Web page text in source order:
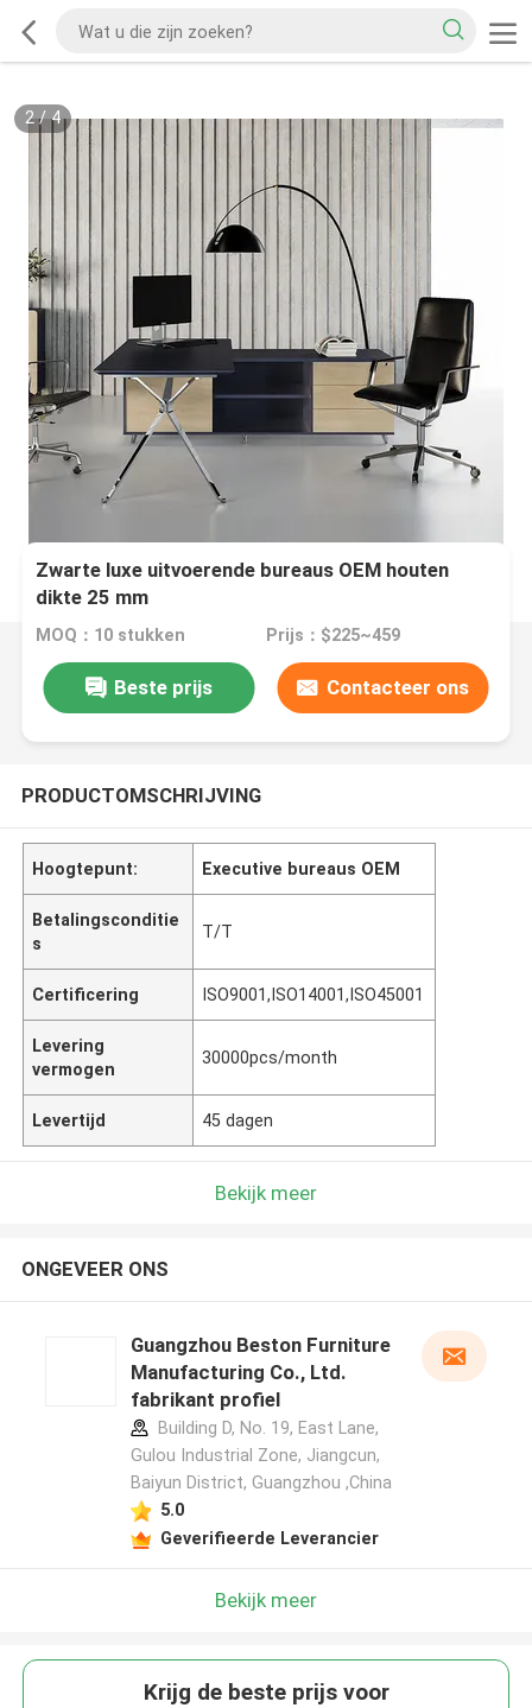
2/4
Zwarte luxe uitvoerende bureaus OEM houten
dikte 25 mm
MOQ：10 stukken Prijs：$225~459
Beste prijs Contacteer ons
PRODUCTOMSCHRIJVING
Hoogtepunt: Executive bureaus OEM
Betalingsconditie
s
T/T
Certificering ISO9001,ISO14001,ISO45001
Levering
vermogen
30000pcs/month
Levertijd 45 dagen
Bekijk meer
ONGEVEER ONS
Guangzhou Beston Furniture
Manufacturing Co., Ltd.
fabrikant profiel
Building D, No. 19, East Lane,
Gulou Industrial Zone, Jiangcun,
Baiyun District, Guangzhou ,China
5.0
Geverifieerde Leverancier
Bekijk meer
Krijg de beste prijs voor